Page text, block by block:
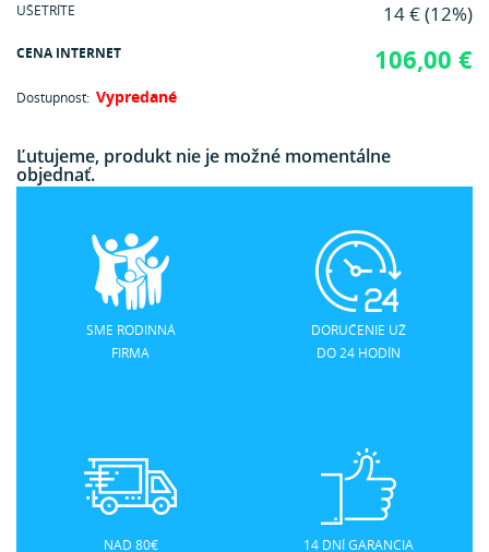
UŠETRÍTE 14 € (12%)
CENA INTERNET 106,00 €
Dostupnosť: Vypredané
Ľutujeme, produkt nie je možné momentálne
objednať.
SME RODINNÁ
FIRMA
DORUČENIE UŽ
DO 24 HODÍN
NAD 80€
14 DNÍ GARANCIA